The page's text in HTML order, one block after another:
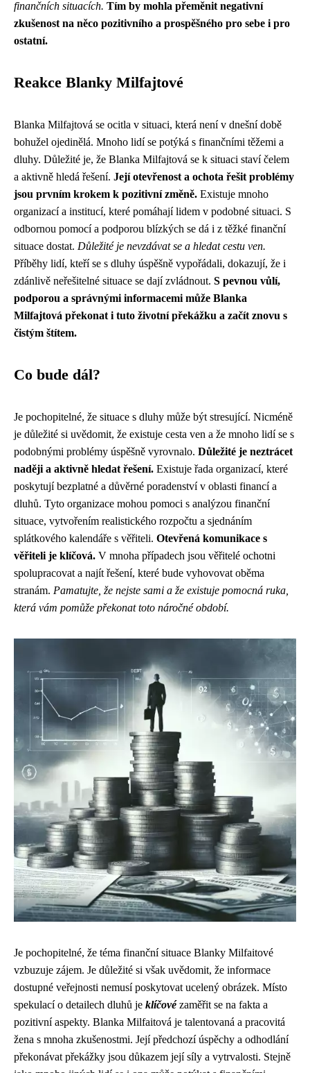
finančních situacích. Tím by mohla přeměnit negativní
zkušenost na něco pozitivního a prospěšného pro sebe i pro
ostatní.
Reakce Blanky Milfajtové
Blanka Milfajtová se ocitla v situaci, která není v dnešní době
bohužel ojedinělá. Mnoho lidí se potýká s finančními těžemi a
dluhy. Důležité je, že Blanka Milfajtová se k situaci staví čelem
a aktivně hledá řešení. Její otevřenost a ochota řešit problémy
jsou prvním krokem k pozitivní změně. Existuje mnoho
organizací a institucí, které pomáhají lidem v podobné situaci. S
odbornou pomocí a podporou blízkých se dá i z těžké finanční
situace dostat. Důležité je nevzdávat se a hledat cestu ven.
Příběhy lidí, kteří se s dluhy úspěšně vypořádali, dokazují, že i
zdánlivě neřešitelné situace se dají zvládnout. S pevnou vůlí,
podporou a správnými informacemi může Blanka
Milfajtová překonat i tuto životní překážku a začít znovu s
čistým štítem.
Co bude dál?
Je pochopitelné, že situace s dluhy může být stresující. Nicméně
je důležité si uvědomit, že existuje cesta ven a že mnoho lidí se s
podobnými problémy úspěšně vyrovnalo. Důležité je neztrácet
naději a aktivně hledat řešení. Existuje řada organizací, které
poskytují bezplatné a důvěrné poradenství v oblasti financí a
dluhů. Tyto organizace mohou pomoci s analýzou finanční
situace, vytvořením realistického rozpočtu a sjednáním
splátkového kalendáře s věřiteli. Otevřená komunikace s
věřiteli je klíčová. V mnoha případech jsou věřitelé ochotni
spolupracovat a najít řešení, které bude vyhovovat oběma
stranám. Pamatujte, že nejste sami a že existuje pomocná ruka,
která vám pomůže překonat toto náročné období.
Je pochopitelné, že téma finanční situace Blanky Milfaitové
vzbuzuje zájem. Je důležité si však uvědomit, že informace
dostupné veřejnosti nemusí poskytovat ucelený obrázek. Místo
spekulací o detailech dluhů je klíčovézaměřit se na fakta a
pozitivní aspekty. Blanka Milfaitová je talentovaná a pracovitá
žena s mnoha zkušenostmi. Její předchozí úspěchy a odhodlání
překonávat překážky jsou důkazem její síly a vytrvalosti. Stejně